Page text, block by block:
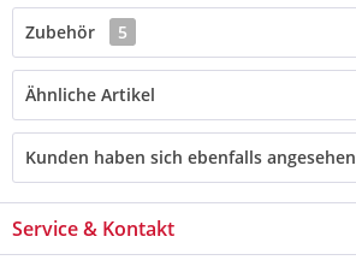
Zubehör 5
Ähnliche Artikel
Kunden haben sich ebenfalls angesehen
Service & Kontakt